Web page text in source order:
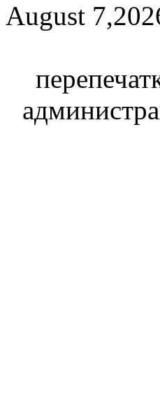
August